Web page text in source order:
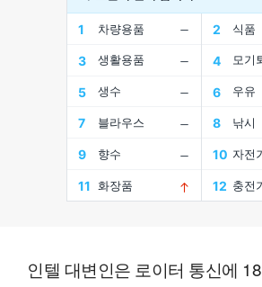
인텔 대변인은 로이터 통신에